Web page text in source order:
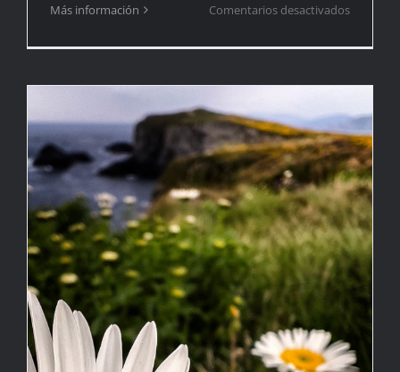
Más información Comentarios desactivadosen
Muy cerca